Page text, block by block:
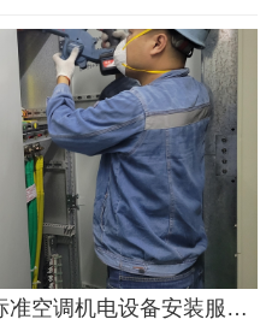
查服务，维持市场运作
广州机电设备安装方案，标准空调机电设备安装服务设计方案分享